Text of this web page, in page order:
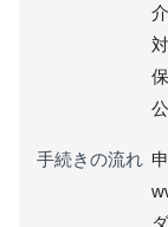
手続きの流れ